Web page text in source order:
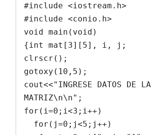
#include <iostream.h>
#include <conio.h>
void main(void)
{int mat[3][5], i, j;
clrscr();
gotoxy(10,5);
cout<<"INGRESE DATOS DE LA
MATRIZ\n\n";
for(i=0;i<3;i++)